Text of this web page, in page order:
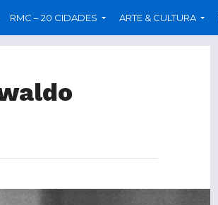
RMC – 20 CIDADES ARTE & CULTURA